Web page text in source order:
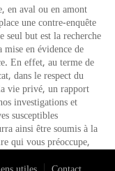
en aval ou en amont
une contre-enquête
seul but est la recherche
en évidence de
En effet, au terme de
dans le respect du
vie privé, un rapport
investigations et
susceptibles
ainsi être soumis à la
qui vous préoccupe,
de l'information